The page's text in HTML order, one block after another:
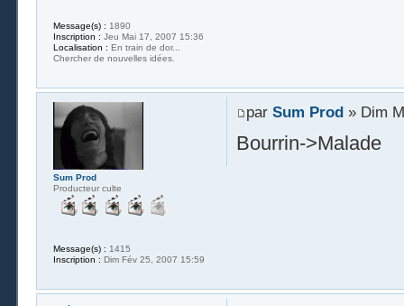
Message(s) : 1890
Inscription : Jeu Mai 17, 2007 15:36
Localisation : En train de dor...
Chercher de nouvelles idées.
par Sum Prod» Dim
Bourrin->Malade
Sum Prod
Producteur culte
Message(s) : 1415
Inscription : Dim Fév 25, 2007 15:59